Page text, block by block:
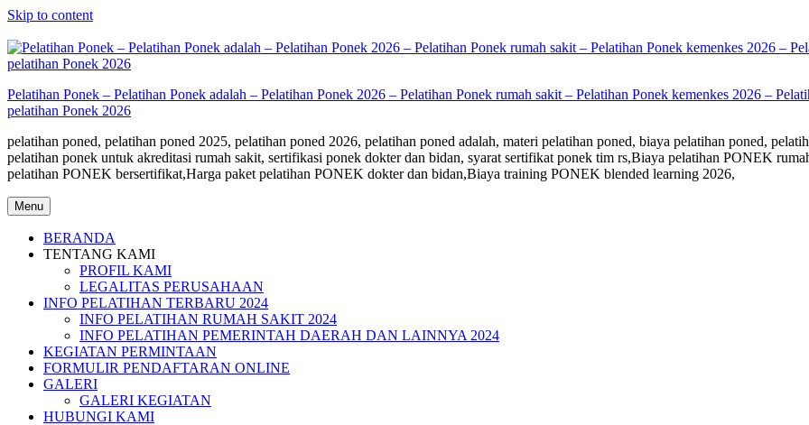
Skip to content
Pelatihan Ponek – Pelatihan Ponek adalah – Pelatihan Ponek 2026 – Pelatihan Ponek rumah sakit – Pelatihan Ponek kemenkes 2026 –
pelatihan Ponek 2026
pelatihan poned, pelatihan poned 2025, pelatihan poned 2026, pelatihan poned adalah, materi pelatihan poned, biaya pelatihan poned,
pelatihan ponek untuk akreditasi rumah sakit, sertifikasi ponek dokter dan bidan, syarat sertifikat ponek tim rs,Biaya pelatihan PONEK
pelatihan PONEK bersertifikat,Harga paket pelatihan PONEK dokter dan bidan,Biaya training PONEK blended learning 2026,
Menu
BERANDA
TENTANG KAMI
PROFIL KAMI
LEGALITAS PERUSAHAAN
INFO PELATIHAN TERBARU 2024
INFO PELATIHAN RUMAH SAKIT 2024
INFO PELATIHAN PEMERINTAH DAERAH DAN LAINNYA 2024
KEGIATAN PERMINTAAN
FORMULIR PENDAFTARAN ONLINE
GALERI
GALERI KEGIATAN
HUBUNGI KAMI